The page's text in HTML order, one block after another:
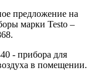
предложение на
марки Testo –
- прибора для
в помещении.